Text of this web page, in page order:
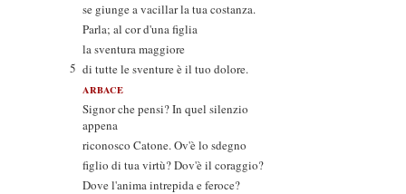
se giunge a vacillar la tua costanza.
Parla; al cor d'una figlia
la sventura maggiore
5 di tutte le sventure è il tuo dolore.
ARBACE
Signor che pensi? In quel silenzio
appena
riconosco Catone. Ov'è lo sdegno
figlio di tua virtù? Dov'è il coraggio?
Dove l'anima intrepida e feroce?